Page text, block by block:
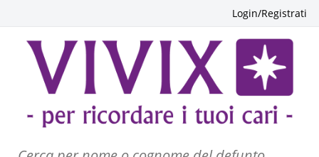
Login/Registrati
PASSATE: